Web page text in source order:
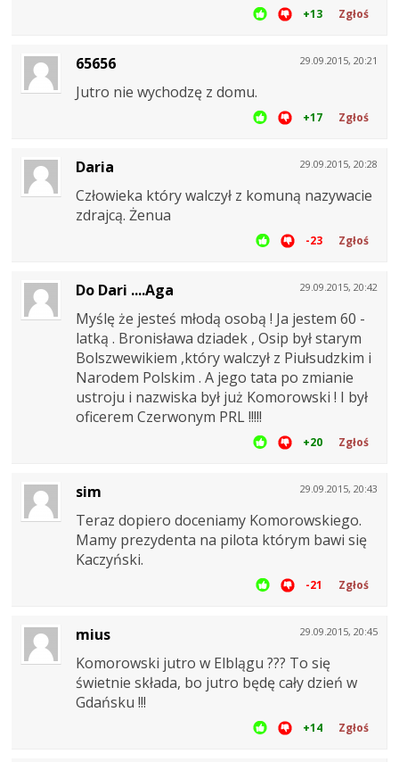
+13 Zgłoś
29.09.2015, 20:21
65656
Jutro nie wychodzę z domu.
+17 Zgłoś
29.09.2015, 20:28
Daria
Człowieka który walczył z komuną nazywacie
zdrajcą. Żenua
-23 Zgłoś
29.09.2015, 20:42
Do Dari ....Aga
Myślę że jesteś młodą osobą ! Ja jestem 60 -
latką . Bronisława dziadek , Osip był starym
Bolszwewikiem ,który walczył z Piułsudzkim i
Narodem Polskim . A jego tata po zmianie
ustroju i nazwiska był już Komorowski ! I był
oficerem Czerwonym PRL !!!!!
+20 Zgłoś
29.09.2015, 20:43
sim
Teraz dopiero doceniamy Komorowskiego.
Mamy prezydenta na pilota którym bawi się
Kaczyński.
-21 Zgłoś
29.09.2015, 20:45
mius
Komorowski jutro w Elblągu ??? To się
świetnie składa, bo jutro będę cały dzień w
Gdańsku !!!
+14 Zgłoś